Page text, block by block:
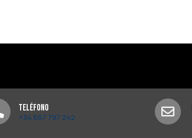
Teléfono
+34 667 797 242